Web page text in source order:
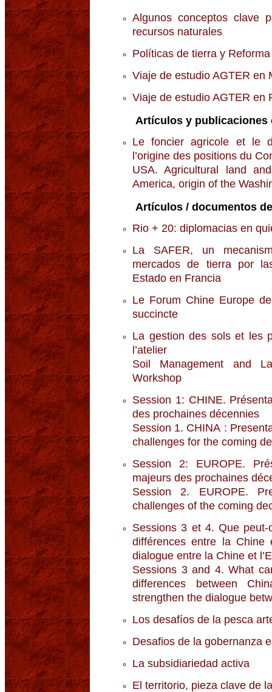
Algunos conceptos clave
recursos naturales
Políticas de tierra y
Viaje de estudio AGTER en
Viaje de estudio AGTER en
Artículos y publicaciones
Le foncier agricole et le
l’origine des positions du
USA. Agricultural land
America, origin of the
Artículos / documentos
Rio + 20: diplomacias en
La SAFER, un
mercados de tierra por
Estado en Francia
Le Forum Chine Europe
succincte
La gestion des sols et les
l’atelier
Soil Management and
Workshop
Session 1: CHINE.
des prochaines décennies
Session 1. CHINA :
challenges for the coming
Session 2: EUROPE.
majeurs des prochaines
Session 2. EUROPE.
challenges of the coming
Sessions 3 et 4. Que
différences entre la Chine
dialogue entre la Chine et
Sessions 3 and 4. What
differences between
strengthen the dialogue
Los desafíos de la pesca
Desafios de la gobernanza
La subsidiariedad activa
El territorio, pieza clave de